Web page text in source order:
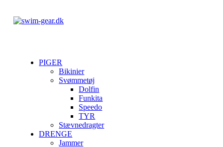
PIGER
Bikinier
Svømmetøj
Dolfin
Funkita
Speedo
TYR
Stævnedragter
DRENGE
Jammer